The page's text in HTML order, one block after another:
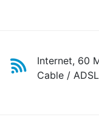
Internet, 60
Cable / ADSL